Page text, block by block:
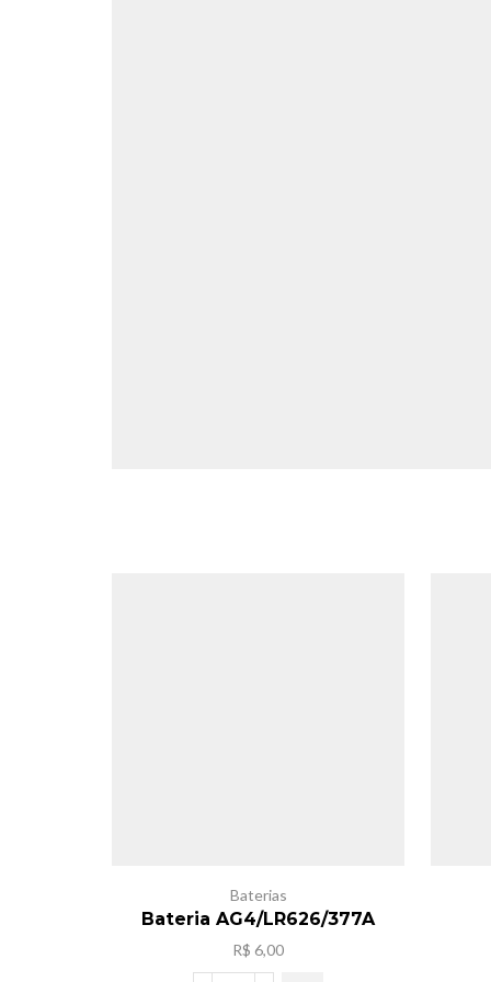
Baterias
Bateria AG4/LR626/377A
R$ 6,00